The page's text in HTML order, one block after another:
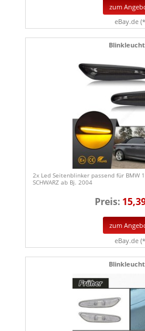
zum
eBay.de
2x Led Seitenblinker passend für BMW
SCHWARZ ab Bj. 2004
Preis:
zum
eBay.de